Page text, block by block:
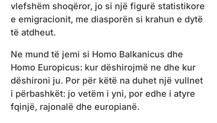
vlefshëm shoqëror, jo si një figurë statistikore
e emigracionit, me diasporën si krahun e dytë
të atdheut.
Ne mund të jemi si Homo Balkanicus dhe
Homo Europicus: kur dëshirojmë ne dhe kur
dëshironi ju. Por për këtë na duhet një vullnet
i përbashkët: jo vetëm i yni, por edhe i atyre
fqinjë, rajonalë dhe europianë.